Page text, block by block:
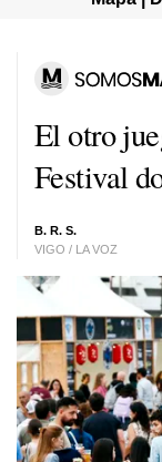
El otro
Festival
B. R. S.
VIGO / LA VOZ